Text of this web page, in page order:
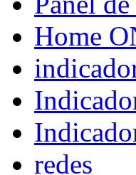
Home
redes